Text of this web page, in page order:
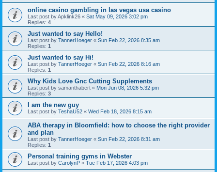
online casino gambling in las vegas usa casino
Last post byApklink26 « Sat May 09, 2026 3:02 pm
Replies: 4
Just wanted to say Hello!
Last post by TannerHoeger « Sun Feb 22, 2026 8:35 am
Replies: 1
Just wanted to say Hi!
Last post by TannerHoeger « Sun Feb 22, 2026 8:16 am
Replies: 1
Why Kids Love Gnc Cutting Supplements
Last post by samanthabert « Mon Jun 08, 2026 5:32 pm
Replies: 3
I am the new guy
Last post by TeshaU52 « Wed Feb 18, 2026 8:15 am
ABA therapy in Bloomfield: how to choose the right provider
and plan
Last post by TannerHoeger « Sun Feb 22, 2026 8:31 am
Replies: 1
Personal training gyms in Webster
Last post by CarolynP « Tue Feb 17, 2026 4:03 pm